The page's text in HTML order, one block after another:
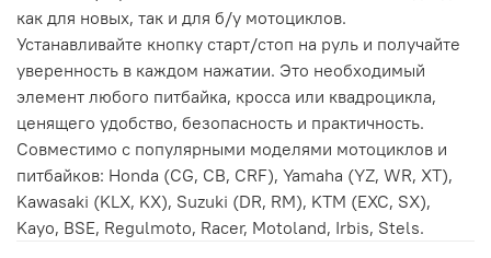
как для новых, так и для б/у мотоциклов.
Устанавливайте кнопку старт/стоп на руль и получайте
уверенность в каждом нажатии. Это необходимый
элемент любого питбайка, кросса или квадроцикла,
ценящего удобство, безопасность и практичность.
Совместимо с популярными моделями мотоциклов и
питбайков: Honda (CG, CB, CRF), Yamaha (YZ, WR, XT),
Kawasaki (KLX, KX), Suzuki (DR, RM), KTM (EXC, SX),
Kayo, BSE, Regulmoto, Racer, Motoland, Irbis, Stels.